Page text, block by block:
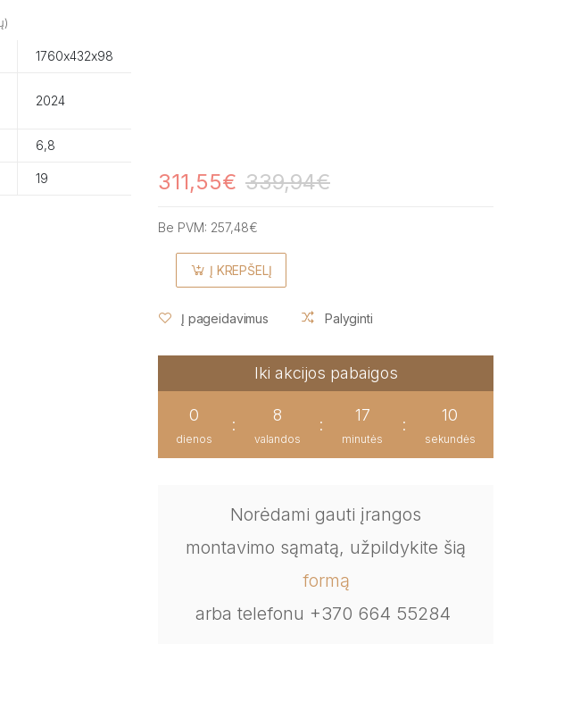
1760х432х98
2024
6,8
19 311,55€ 339,94€
Be PVM: 257,48€
Į KREPŠELĮ
Į pageidavimus Palyginti
Iki akcijos pabaigos
0
dienos
:
8
valandos
:
17
minutės
:
9
sekundės
Norėdami gauti įrangos
montavimo sąmatą, užpildykite šią
formą
arba telefonu +370 664 55284